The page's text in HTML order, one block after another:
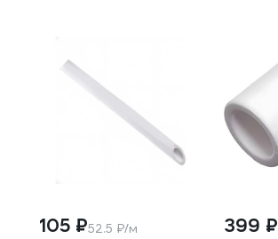
105 ₽52.5 ₽/м 399 ₽